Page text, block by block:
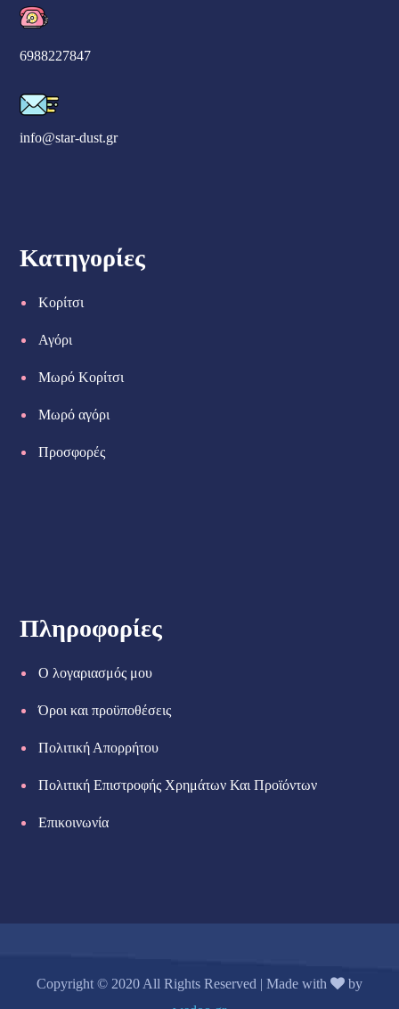
6988227847
info@star-dust.gr
Κατηγορίες
Κορίτσι
Αγόρι
Μωρό Κορίτσι
Μωρό αγόρι
Προσφορές
Πληροφορίες
Ο λογαριασμός μου
Όροι και προϋποθέσεις
Πολιτική Απορρήτου
Πολιτική Επιστροφής Χρημάτων Και Προϊόντων
Επικοινωνία
Copyright © 2020 All Rights Reserved | Made with
by